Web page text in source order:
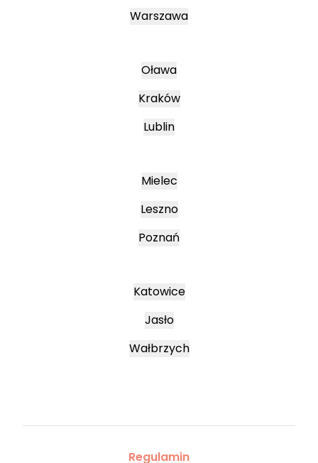
Warszawa
Oława
Kraków
Lublin
Mielec
Leszno
Poznań
Katowice
Jasło
Wałbrzych
Regulamin